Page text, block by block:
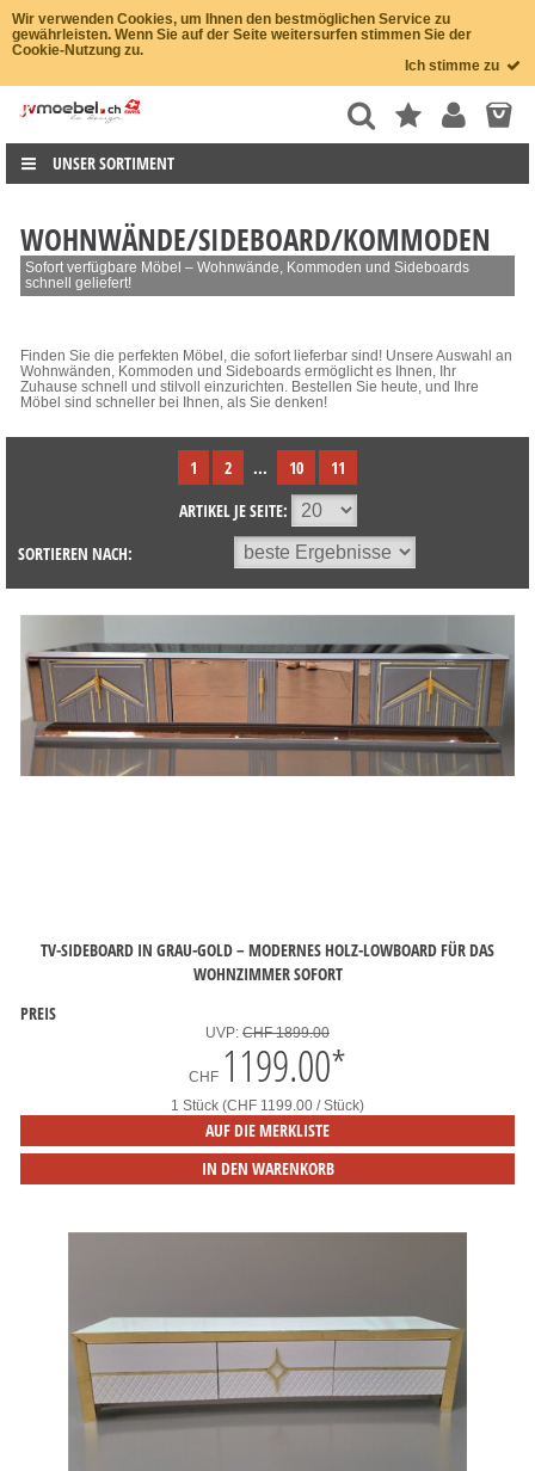
Wir verwenden Cookies, um Ihnen den bestmöglichen Service zu
gewährleisten. Wenn Sie auf der Seite weitersurfen stimmen Sie der
Cookie-Nutzung zu.
Ich stimme zu
UNSER SORTIMENT
WOHNWÄNDE/SIDEBOARD/KOMMODEN
Sofort verfügbare Möbel – Wohnwände, Kommoden und Sideboards
schnell geliefert!
Finden Sie die perfekten Möbel, die sofort lieferbar sind! Unsere Auswahl an
Wohnwänden, Kommoden und Sideboards ermöglicht es Ihnen, Ihr
Zuhause schnell und stilvoll einzurichten. Bestellen Sie heute, und Ihre
Möbel sind schneller bei Ihnen, als Sie denken!
1 2 ... 10
11
ARTIKEL JE SEITE:
SORTIEREN NACH:
TV-SIDEBOARD IN GRAU-GOLD – MODERNES HOLZ-LOWBOARD FÜR DAS
WOHNZIMMER SOFORT
PREIS
UVP: CHF 1899.00
CHF 1199.00*
1 Stück (CHF 1199.00 / Stück)
AUF DIE MERKLISTE
IN DEN WARENKORB